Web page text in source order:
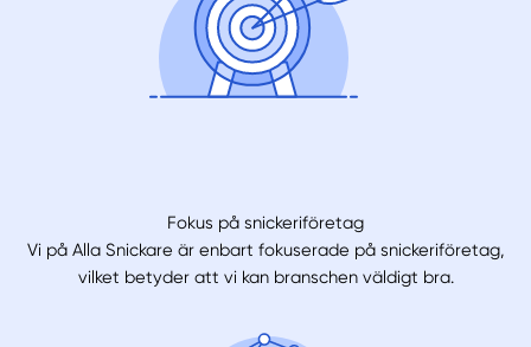
Fokus på snickeriföretag
Vi på Alla Snickare är enbart fokuserade på snickeriföretag,
vilket betyder att vi kan branschen väldigt bra.